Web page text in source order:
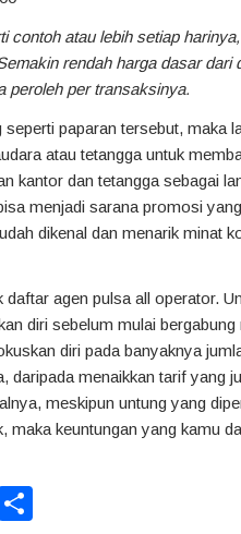
contoh atau lebih setiap
rendah harga dasar dari
peroleh per transaksinya.
paparan tersebut, maka
atau tetangga untuk
kantor dan tetangga sebagai
menjadi sarana promosi
dikenal dan menarik minat
daftar agen pulsa all operator.
diri sebelum mulai bergabung
diri pada banyaknya
daripada menaikkan tarif yang
meskipun untung yang
maka keuntungan yang kamu
T